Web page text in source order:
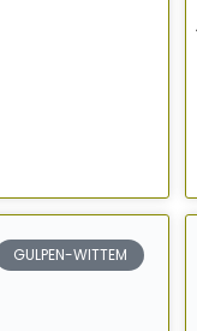
GULPEN-WITTEM